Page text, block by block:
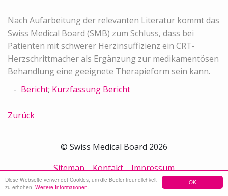
OK
Diese Webseite verwendet Cookies, um die Bedienfreundlichkeit
zu erhöhen. Weitere Informationen.
Nach Aufarbeitung der relevanten Literatur kommt das
Swiss Medical Board (SMB) zum Schluss, dass bei
Patienten mit schwerer Herzinsuffizienz ein CRT-
Herzschrittmacher als Ergänzung zur medikamentösen
Behandlung eine geeignete Therapieform sein kann.
Bericht; Kurzfassung Bericht
Zurück
© Swiss Medical Board 2026
Sitemap
Kontakt Impressum